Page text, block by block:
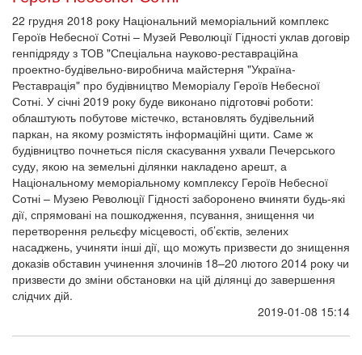
22 грудня 2018 року Національний меморіальний комплекс
Героїв Небесної Сотні – Музей Революції Гідності уклав договір
генпідряду з ТОВ "Спеціальна науково-реставраційна
проектно-будівельно-виробнича майстерня "Україна-
Реставрація" про будівництво Меморіалу Героїв Небесної
Сотні. У січні 2019 року буде виконано підготовчі роботи:
облаштують побутове містечко, встановлять будівельний
паркан, на якому розмістять інформаційні щити. Саме ж
будівництво почнеться після скасування ухвали Печерського
суду, якою на земельні ділянки накладено арешт, а
Національному меморіальному комплексу Героїв Небесної
Сотні – Музею Революції Гідності заборонено вчиняти будь-які
дії, спрямовані на пошкодження, псування, знищення чи
перетворення рельєфу місцевості, об’єктів, зелених
насаджень, учиняти інші дії, що можуть призвести до знищення
доказів обставин учинення злочинів 18–20 лютого 2014 року чи
призвести до зміни обстановки на цій ділянці до завершення
слідчих дій.
2019-01-08 15:14